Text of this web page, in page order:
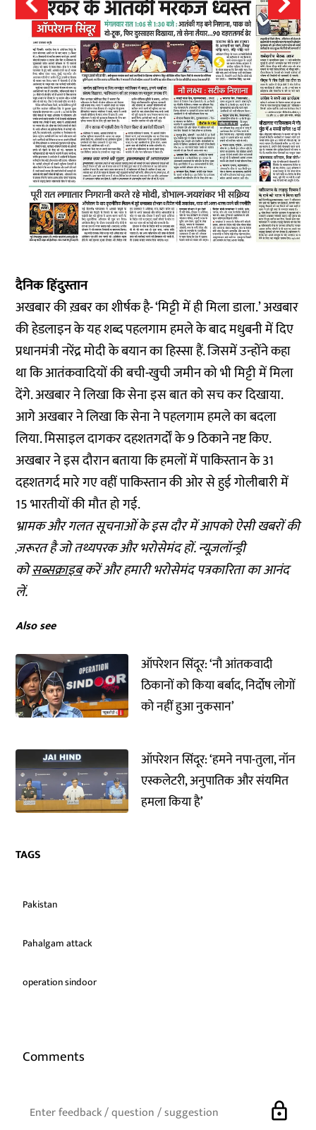
दैनिक हिंदुस्तान
अखबार की ख़बर का शीर्षक है- ‘मिट्टी में ही मिला डाला.’ अखबार
की हेडलाइन के यह शब्द पहलगाम हमले के बाद मधुबनी में दिए
प्रधानमंत्री नरेंद्र मोदी के बयान का हिस्सा हैं. जिसमें उन्होंने कहा
था कि आतंकवादियों की बची-खुची जमीन को भी मिट्टी में मिला
देंगे. अखबार ने लिखा कि सेना इस बात को सच कर दिखाया.
आगे अखबार ने लिखा कि सेना ने पहलगाम हमले का बदला
लिया. मिसाइल दागकर दहशतगर्दों के 9 ठिकाने नष्ट किए.
अखबार ने इस दौरान बताया कि हमलों में पाकिस्तान के 31
दहशतगर्द मारे गए वहीं पाकिस्तान की ओर से हुई गोलीबारी में
15 भारतीयों की मौत हो गई.
भ्रामक और गलत सूचनाओं के इस दौर में आपको ऐसी खबरों की
ज़रूरत है जो तथ्यपरक और भरोसेमंद हों. न्यूज़लॉन्ड्री
कोसब्सक्राइबकरें और हमारी भरोसेमंद पत्रकारिता का आनंद
लें.
Also see
ऑपरेशन सिंदूर: ‘नौ आंतकवादी
ठिकानों को किया बर्बाद, निर्दोष लोगों
को नहीं हुआ नुकसान’
ऑपरेशन सिंदूर: ‘हमने नपा-तुला, नॉन
एस्कलेटरी, अनुपातिक और संयमित
हमला किया है’
TAGS
Pakistan
Pahalgam attack
operation sindoor
Comments
lock